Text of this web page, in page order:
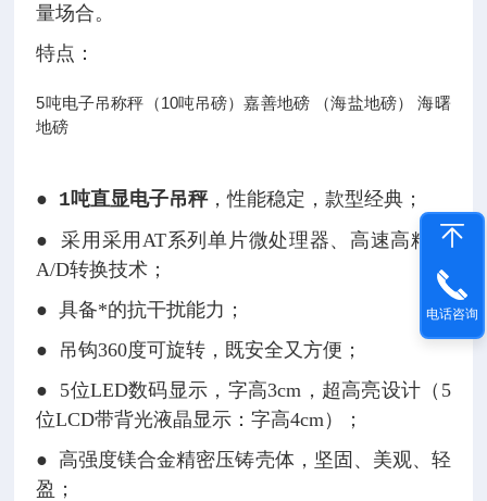
量场合。
特点：
5吨电子吊称秤（10吨吊磅）嘉善地磅 （海盐地磅） 海曙
地磅
● 1吨直显电子吊秤，性能稳定，款型经典；
●采用采用AT系列单片微处理器、高速高精度
A/D转换技术；
●具备*的抗干扰能力；
● 吊钩360度可旋转，既安全又方便；
● 5位LED数码显示，字高3cm，超高亮设计（5
位LCD带背光液晶显示：字高4cm）；
● 高强度镁合金精密压铸壳体，坚固、美观、轻
盈；
电话咨询